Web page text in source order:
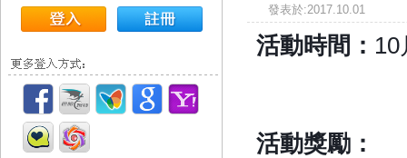
發表
活動時間： 10
活動獎勵：